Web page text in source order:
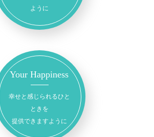
ように
Your Happiness
幸せと感じられるひと
ときを
提供できますように